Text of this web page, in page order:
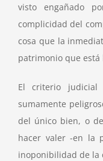
visto engañado
complicidad del
cosa que la
patrimonio que está
El criterio
sumamente
del único bien, o
hacer valer -en la
inoponibilidad de la